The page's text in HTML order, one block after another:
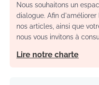
Nous souhaitons un
dialogue. Afin
nos articles, ainsi que
nous vous invitons à
Lire notre charte